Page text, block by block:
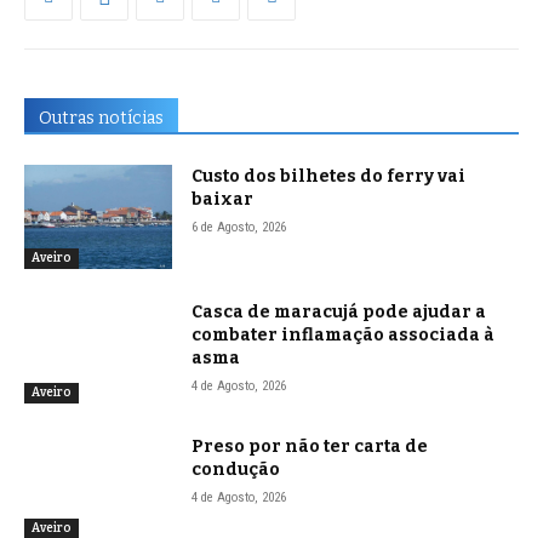
Outras notícias
Aveiro
Custo dos bilhetes do ferry vai
baixar
6 de Agosto, 2026
Aveiro
Casca de maracujá pode ajudar a
combater inflamação associada à
asma
4 de Agosto, 2026
Aveiro
Preso por não ter carta de
condução
4 de Agosto, 2026